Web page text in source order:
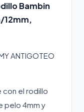
Bambin
12mm,
ANTIGOTEO
el rodillo
pelo 4mm y